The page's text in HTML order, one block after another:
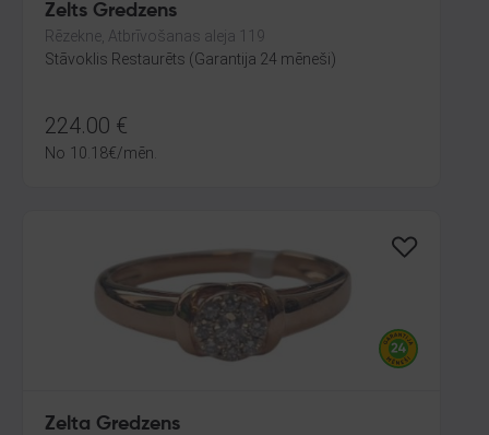
Zelts Gredzens
Rēzekne, Atbrīvošanas aleja 119
Stāvoklis Restaurēts (Garantija 24 mēneši)
224.00 €
No 10.18€/mēn.
Zelta Gredzens